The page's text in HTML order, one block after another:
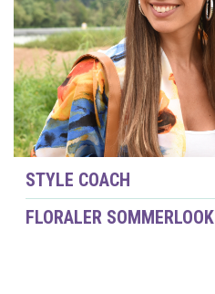
STYLE COACH
FLORALER SOMMERLOOK